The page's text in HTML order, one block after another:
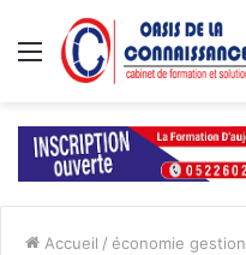
Menu
Accueil / économie gestion